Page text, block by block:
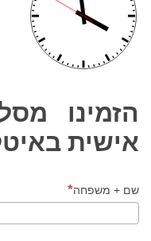
הזמינו
אישית
שם + משפחה